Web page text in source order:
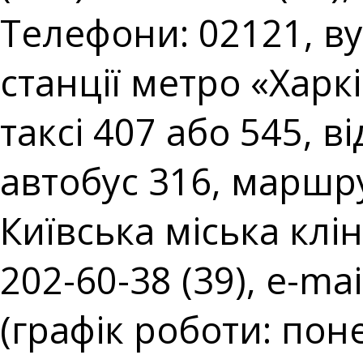
Телефони: 02121,
станції метро
таксі 407 або 545,
автобус 316,
Київська міська
202-60-38 (39), e-
(графік роботи: